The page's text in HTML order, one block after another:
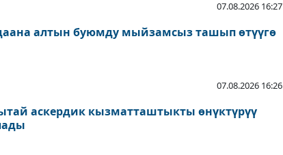
07.08.2026 16:27
алтын буюмду мыйзамсыз ташып өтүүгө
07.08.2026 16:26
аскердик кызматташтыкты өнүктүрүү